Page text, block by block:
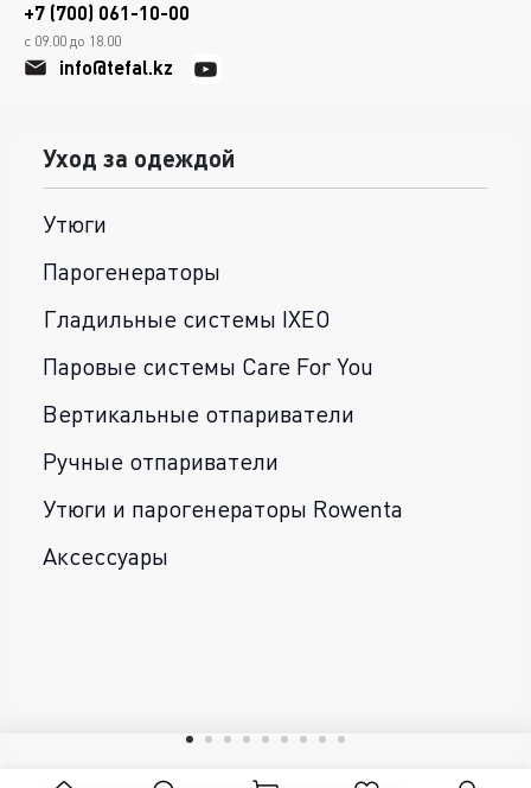
+7 (700) 061-10-00
с 09.00 до 18.00
info@tefal.kz
Уход за одеждой
Утюги
Парогенераторы
Гладильные системы IXEO
Паровые системы Care For You
Вертикальные отпариватели
Ручные отпариватели
Утюги и парогенераторы Rowenta
Аксессуары